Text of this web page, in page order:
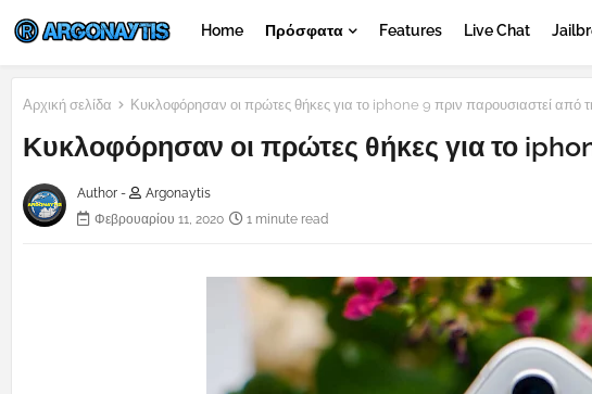
Home Πρόσφατα Features Live Chat
Αρχική σελίδα Κυκλοφόρησαν οι πρώτες θήκες για το iphone 9 πριν παρουσιαστεί από
Κυκλοφόρησαν οι πρώτες θήκες για το
Author -
Argonaytis
Φεβρουαρίου 11, 2020
1 minute read